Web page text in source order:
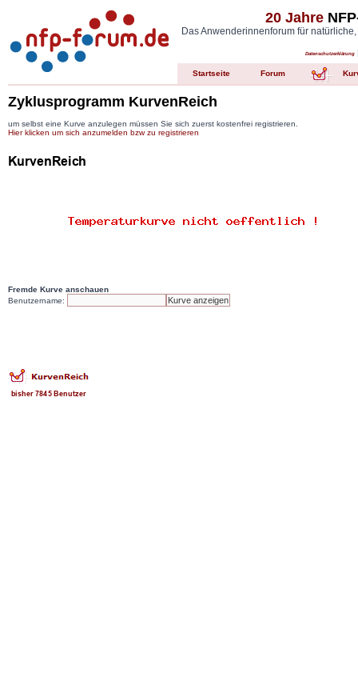
20 Jahre
Das Anwenderinnenforum für
Datenschutzerklärung
Startseite Forum
Zyklusprogramm KurvenReich
um selbst eine Kurve anzulegen müssen Sie sich zuerst kostenfrei registrieren.
Hier klicken um sich anzumelden bzw zu registrieren
Fremde Kurve anschauen
Benutzername: